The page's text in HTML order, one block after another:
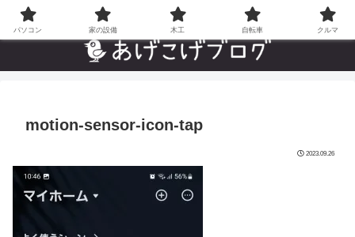
自分でやった”あんなことやこんなこと”の趣味ブログ
motion-sensor-icon-tap
2023.09.26
パソコン 家の設備 木工 自転車 クルマ